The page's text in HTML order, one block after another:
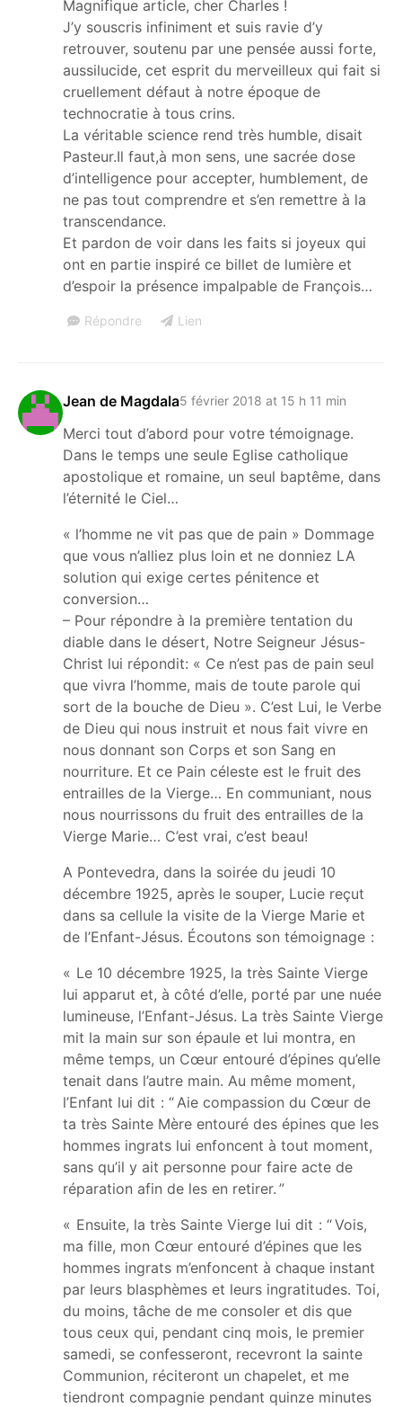
Magnifique article, cher Charles !
J’y souscris infiniment et suis ravie d’y
retrouver, soutenu par une pensée aussi forte,
aussilucide, cet esprit du merveilleux qui fait si
cruellement défaut à notre époque de
technocratie à tous crins.
La véritable science rend très humble, disait
Pasteur.Il faut,à mon sens, une sacrée dose
d’intelligence pour accepter, humblement, de
ne pas tout comprendre et s’en remettre à la
transcendance.
Et pardon de voir dans les faits si joyeux qui
ont en partie inspiré ce billet de lumière et
d’espoir la présence impalpable de François…
Répondre Lien
Jean de Magdala5 février 2018 at 15 h 11 min
Merci tout d’abord pour votre témoignage.
Dans le temps une seule Eglise catholique
apostolique et romaine, un seul baptême, dans
l’éternité le Ciel…
« l’homme ne vit pas que de pain » Dommage
que vous n’alliez plus loin et ne donniez LA
solution qui exige certes pénitence et
conversion…
– Pour répondre à la première tentation du
diable dans le désert, Notre Seigneur Jésus-
Christ lui répondit: « Ce n’est pas de pain seul
que vivra l’homme, mais de toute parole qui
sort de la bouche de Dieu ». C’est Lui, le Verbe
de Dieu qui nous instruit et nous fait vivre en
nous donnant son Corps et son Sang en
nourriture. Et ce Pain céleste est le fruit des
entrailles de la Vierge… En communiant, nous
nous nourrissons du fruit des entrailles de la
Vierge Marie… C’est vrai, c’est beau!
A Pontevedra, dans la soirée du jeudi 10
décembre 1925, après le souper, Lucie reçut
dans sa cellule la visite de la Vierge Marie et
de l’Enfant-Jésus. Écoutons son témoignage :
« Le 10 décembre 1925, la très Sainte Vierge
lui apparut et, à côté d’elle, porté par une nuée
lumineuse, l’Enfant-Jésus. La très Sainte Vierge
mit la main sur son épaule et lui montra, en
même temps, un Cœur entouré d’épines qu’elle
tenait dans l’autre main. Au même moment,
l’Enfant lui dit : “ Aie compassion du Cœur de
ta très Sainte Mère entouré des épines que les
hommes ingrats lui enfoncent à tout moment,
sans qu’il y ait personne pour faire acte de
réparation afin de les en retirer. ”
« Ensuite, la très Sainte Vierge lui dit : “ Vois,
ma fille, mon Cœur entouré d’épines que les
hommes ingrats m’enfoncent à chaque instant
par leurs blasphèmes et leurs ingratitudes. Toi,
du moins, tâche de me consoler et dis que
tous ceux qui, pendant cinq mois, le premier
samedi, se confesseront, recevront la sainte
Communion, réciteront un chapelet, et me
tiendront compagnie pendant quinze minutes